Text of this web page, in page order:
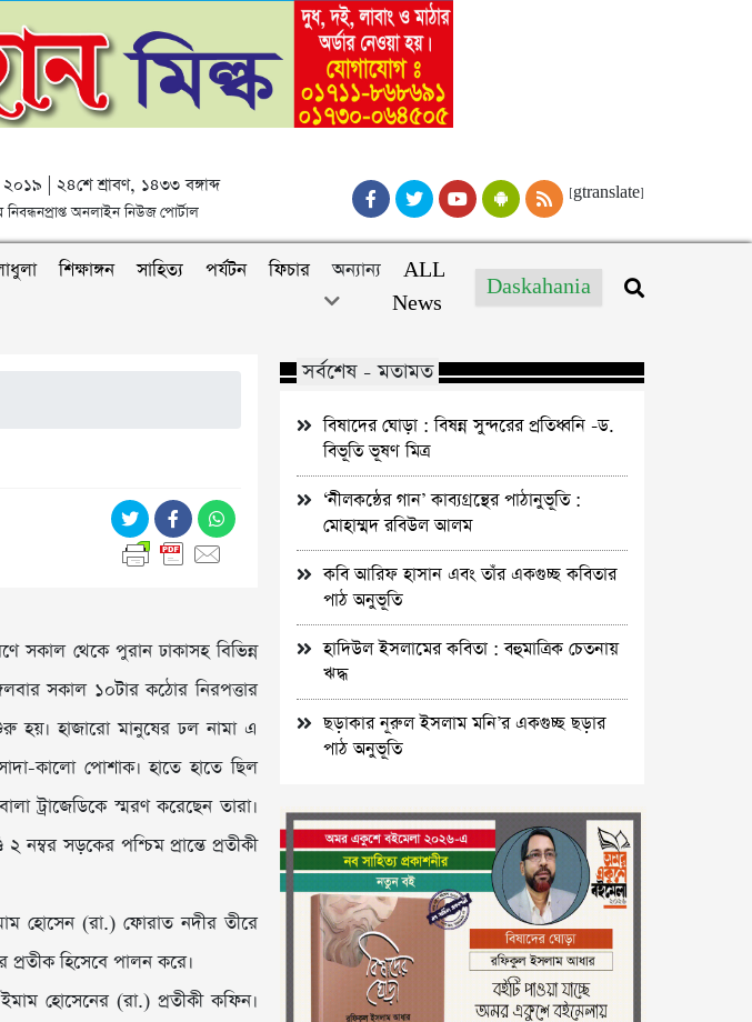
| ২৪শে শ্রাবণ, ১৪৩৩ বঙ্গাব্দ
নিবন্ধনপ্রাপ্ত অনলাইন নিউজ পোর্টাল
[gtranslate]
শিক্ষাঙ্গন সাহিত্য পর্যটন ফিচার অন্যান্য
ALL
News
Daskahania
সকাল থেকে পুরান ঢাকাসহ বিভিন্ন
সকাল ১০টার কঠোর নিরপত্তার
হয়। হাজারো মানুষের ঢল নামা এ
কালো পোশাক। হাতে হাতে ছিল
ট্রাজেডিকে স্মরণ করেছেন তারা।
সড়কের পশ্চিম প্রান্তে প্রতীকী
হোসেন (রা.) ফোরাত নদীর তীরে
প্রতীক হিসেবে পালন করে।
হোসেনের (রা.) প্রতীকী কফিন।
সর্বশেষ - মতামত
বিষাদের ঘোড়া : বিষন্ন সুন্দরের প্রতিধ্বনি -ড.
বিভূতি ভূষণ মিত্র
‘নীলকন্ঠের গান’ কাব্যগ্রন্থের পাঠানুভূতি :
মোহাম্মদ রবিউল আলম
কবি আরিফ হাসান এবং তাঁর একগুচ্ছ কবিতার
পাঠ অনুভূতি
হাদিউল ইসলামের কবিতা : বহুমাত্রিক চেতনায়
ঋদ্ধ
ছড়াকার নূরুল ইসলাম মনি’র একগুচ্ছ ছড়ার
পাঠ অনুভূতি